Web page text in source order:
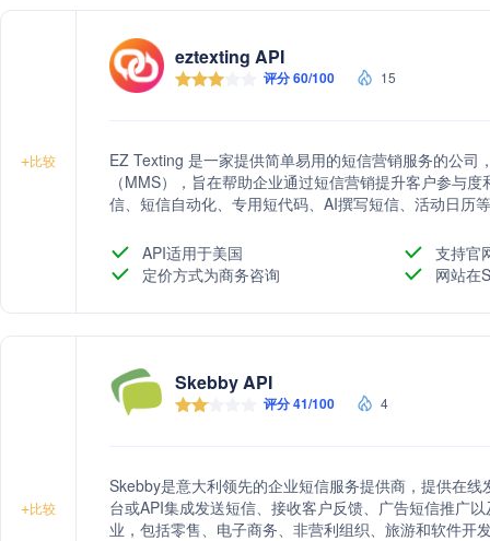
+比较
eztexting API
评分 60/100 15
EZ Texting 是一家提供简单易用的短信营销服务的公司
（MMS），旨在帮助企业通过短信营销提升客户参与
信、短信自动化、专用短代码、AI撰写短信、活动日历
API适用于美国
支持官
定价方式为商务咨询
网站在
+比较
Skebby API
评分 41/100 4
Skebby是意大利领先的企业短信服务提供商，提供在
台或API集成发送短信、接收客户反馈、广告短信推广
业，包括零售、电子商务、非营利组织、旅游和软件开